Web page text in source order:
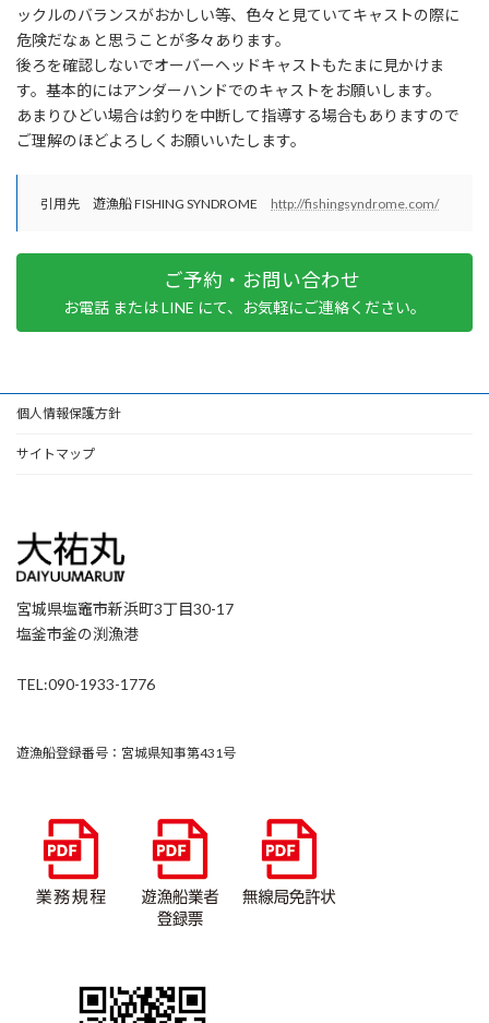
ックルのバランスがおかしい等、色々と見ていてキャストの際に
危険だなぁと思うことが多々あります。
後ろを確認しないでオーバーヘッドキャストもたまに見かけま
す。基本的にはアンダーハンドでのキャストをお願いします。
あまりひどい場合は釣りを中断して指導する場合もありますので
ご理解のほどよろしくお願いいたします。
引用先 遊漁船 FISHING SYNDROME http://fishingsyndrome.com/
ご予約・お問い合わせ
お電話 または LINE にて、お気軽にご連絡ください。
個人情報保護方針
サイトマップ
宮城県塩竈市新浜町3丁目30-17
塩釜市釜の渕漁港
TEL:090-1933-1776
遊漁船登録番号：宮城県知事第431号